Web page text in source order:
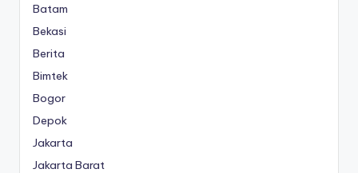
Batam
Bekasi
Berita
Bimtek
Bogor
Depok
Jakarta
Jakarta Barat